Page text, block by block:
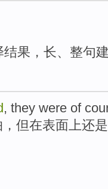
结果，长、整句
, they were of
但在表面上还